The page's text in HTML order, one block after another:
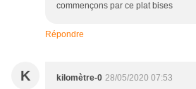
commençons par ce plat bises
Répondre
K kilomètre-0 28/05/2020 07:53